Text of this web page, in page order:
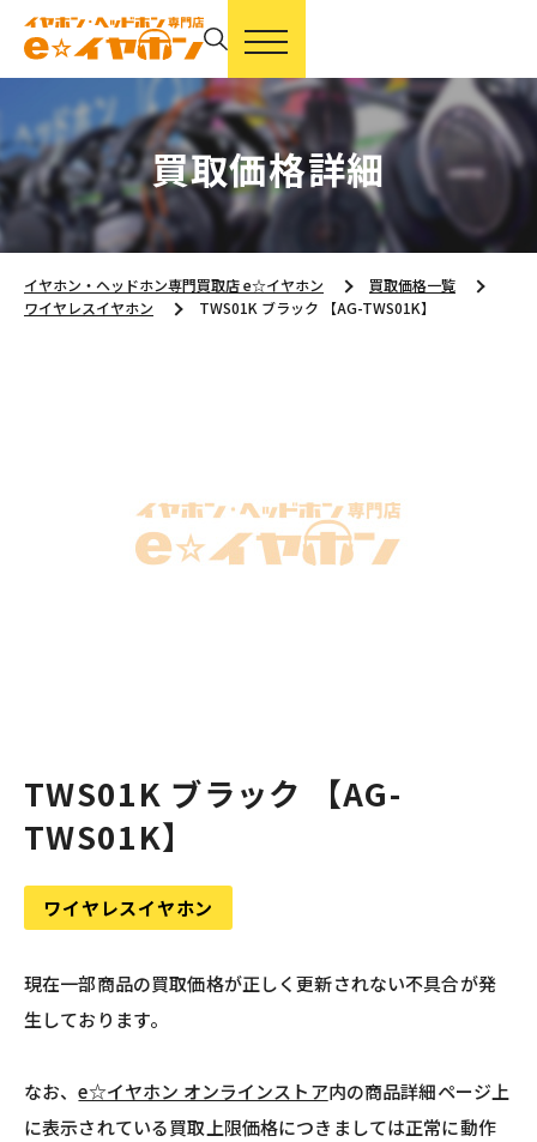
買取価格詳細
イヤホン・ヘッドホン専門買取店 e☆イヤホン
買取価格一覧
ワイヤレスイヤホン
TWS01K ブラック 【AG-TWS01K】
TWS01K ブラック 【AG-
TWS01K】
ワイヤレスイヤホン
現在一部商品の買取価格が正しく更新されない不具合が発
生しております。
なお、e☆イヤホン オンラインストア内の商品詳細ページ上
に表示されている買取上限価格につきましては正常に動作